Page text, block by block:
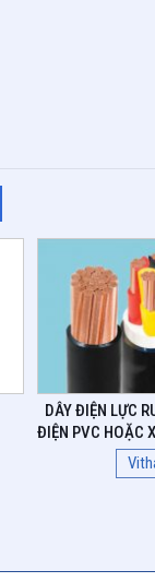
DÂY ĐIỆN LỰC
ĐIỆN PVC HOẶC